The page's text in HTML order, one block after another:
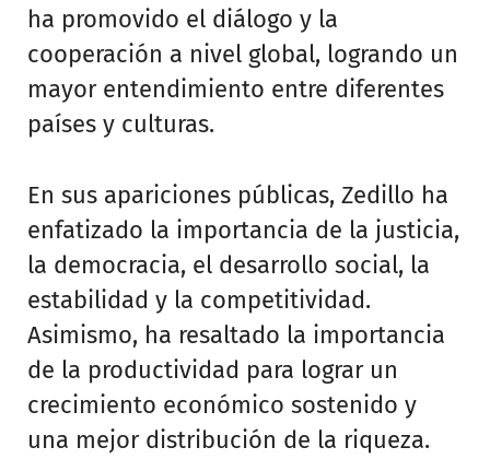
ha promovido el diálogo y la
cooperación a nivel global, logrando un
mayor entendimiento entre diferentes
países y culturas.
En sus apariciones públicas, Zedillo ha
enfatizado la importancia de la justicia,
la democracia, el desarrollo social, la
estabilidad y la competitividad.
Asimismo, ha resaltado la importancia
de la productividad para lograr un
crecimiento económico sostenido y
una mejor distribución de la riqueza.